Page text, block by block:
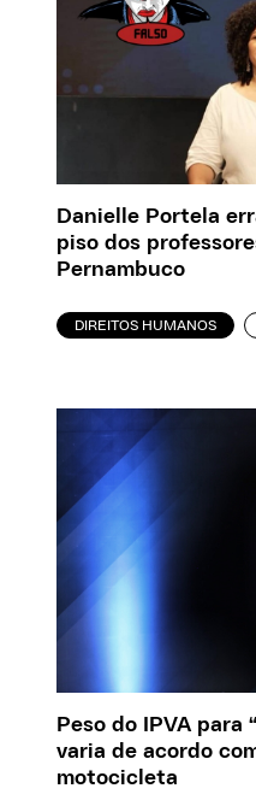
Danielle Portela
piso dos
Pernambuco
DIREITOS HUMANOS
Peso do IPVA para
varia de acordo
motocicleta